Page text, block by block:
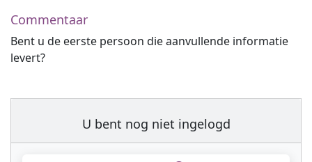
Commentaar
Bent u de eerste persoon die aanvullende informatie
levert?
U bent nog niet ingelogd